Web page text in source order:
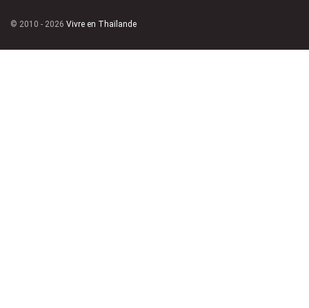
© 2010 - 2026 Vivre en Thaïlande